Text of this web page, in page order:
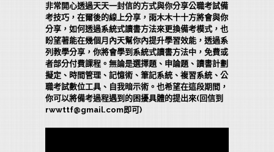
非常開心透過天天一封信的方式與你分享公職考試備
考技巧，在爾後的線上分享，雨木木十十方將會與你
分享，如何透過系統式讀書方法來更換備考模式，也
盼望著能在幾個月內天幫你內提升學習效能，透過系
列教學分享，你將會學到系統式讀書方法中，免費或
者部分付費課程。無論是選擇題、申論題、讀書計劃
擬定、時間管理、記憶術、筆記系統、複習系統、公
職考試數位工具、自我暗示術。也希望在這段期間，
你可以將備考過程遇到的困擾具體的提出來(回信到
rwwttf@gmail.com即可)